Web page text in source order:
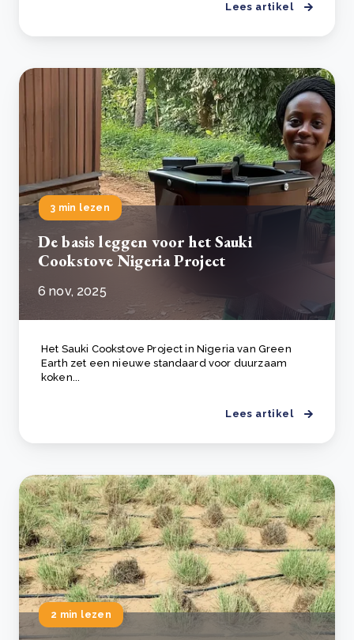
Lees artikel
3 min lezen
De basis leggen voor het Sauki
Cookstove Nigeria Project
6 nov, 2025
Het Sauki Cookstove Project in Nigeria van Green
Earth zet een nieuwe standaard voor duurzaam
koken...
Lees artikel
2 min lezen